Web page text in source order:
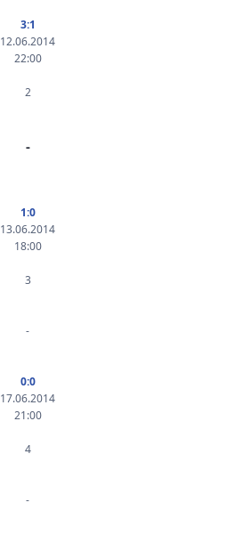
3:1
12.06.2014
22:00
2
-
1:0
13.06.2014
18:00
3
-
0:0
17.06.2014
21:00
4
-